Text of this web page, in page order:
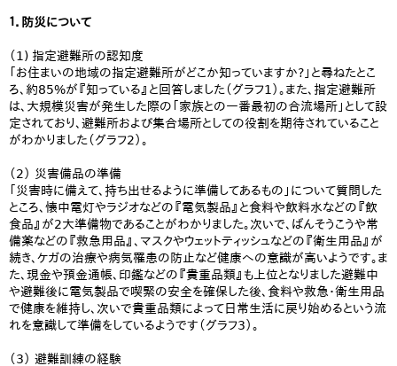
１．防災について
（1) 指定避難所の認知度
「お住まいの地域の指定避難所がどこか知っていますか?」と尋ねたとこ
ろ、約85%が『知っている』と回答しました（グラフ1）。また、指定避難所
は、大規模災害が発生した際の「家族との一番最初の合流場所」として設
定されており、避難所および集合場所としての役割を期待されていること
がわかりました（グラフ2）。
（2） 災害備品の準備
「災害時に備えて、持ち出せるように準備してあるもの」について質問した
ところ、懐中電灯やラジオなどの『電気製品』と食料や飲料水などの『飲
食品』が2大準備物であることがわかりました。次いで、ばんそうこうや常
備薬などの『救急用品』、マスクやウェットティッシュなどの『衛生用品』が
続き、ケガの治療や病気罹患の防止など健康への意識が高いようです。ま
た、現金や預金通帳、印鑑などの『貴重品類』も上位となりました避難中
や避難後に電気製品で喫緊の安全を確保した後、食料や救急・衛生用品
で健康を維持し、次いで貴重品類によって日常生活に戻り始めるという流
れを意識して準備をしているようです（グラフ3）。
（3） 避難訓練の経験